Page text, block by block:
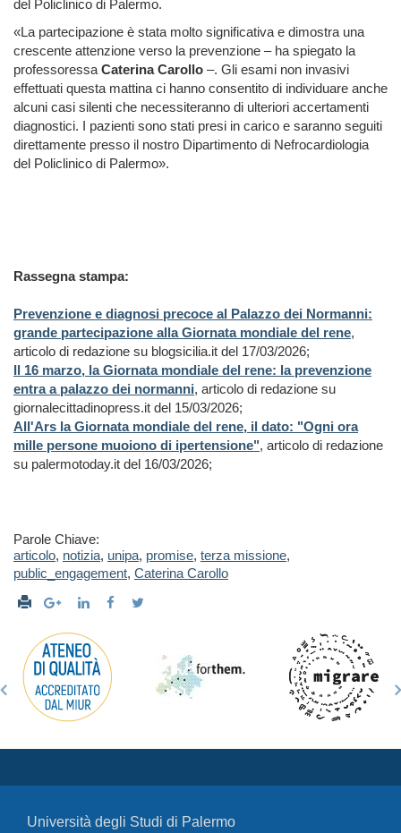
del Policlinico di Palermo.
«La partecipazione è stata molto significativa e dimostra una
crescente attenzione verso la prevenzione – ha spiegato la
professoressaCaterina Carollo –. Gli esami non invasivi
effettuati questa mattina ci hanno consentito di individuare anche
alcuni casi silenti che necessiteranno di ulteriori accertamenti
diagnostici. I pazienti sono stati presi in carico e saranno seguiti
direttamente presso il nostro Dipartimento di Nefrocardiologia
del Policlinico di Palermo».
Rassegna stampa:
Prevenzione e diagnosi precoce al Palazzo dei Normanni:
grande partecipazione alla Giornata mondiale del rene,
articolo di redazione su blogsicilia.it del 17/03/2026;
Il 16 marzo, la Giornata mondiale del rene: la prevenzione
entra a palazzo dei normanni, articolo di redazione su
giornalecittadinopress.it del 15/03/2026;
All'Ars la Giornata mondiale del rene, il dato: "Ogni ora
mille persone muoiono di ipertensione", articolo di redazione
su palermotoday.it del 16/03/2026;
Parole Chiave:
articolo, notizia, unipa, promise, terza missione,
public_engagement, Caterina Carollo
Università degli Studi di Palermo